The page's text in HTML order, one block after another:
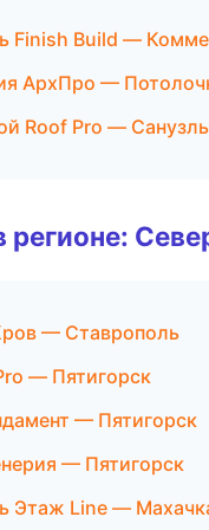
Finish Build —
АрхПро —
Roof Pro —
регионе:
— Ставрополь
— Пятигорск
— Пятигорск
— Пятигорск
Этаж Line —